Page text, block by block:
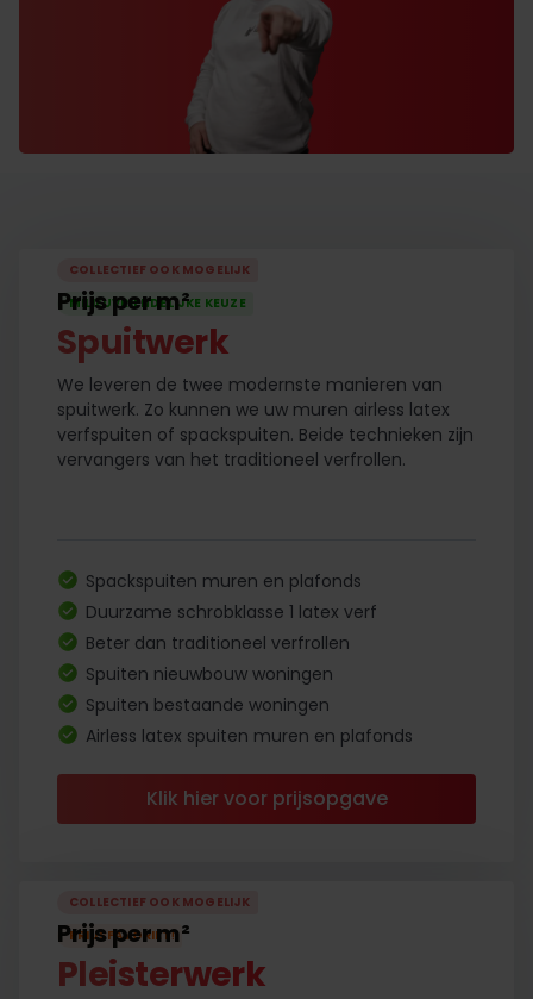
Prijs per m²
Spuitwerk
We leveren de twee modernste manieren van
spuitwerk. Zo kunnen we uw muren airless latex
verfspuiten of spackspuiten. Beide technieken zijn
vervangers van het traditioneel verfrollen.
COLLECTIEF OOK MOGELIJK
MILIEUVRIENDELIJKE KEUZE
Spackspuiten muren en plafonds
Duurzame schrobklasse 1 latex verf
Beter dan traditioneel verfrollen
Spuiten nieuwbouw woningen
Spuiten bestaande woningen
Airless latex spuiten muren en plafonds
Klik hier voor prijsopgave
Prijs per m²
Pleisterwerk
PRIJSFAVORIET!
COLLECTIEF OOK MOGELIJK